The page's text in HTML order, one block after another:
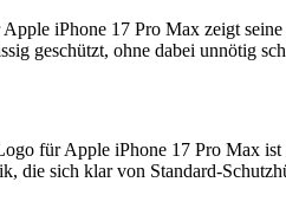
iPhone 17 Pro Max zeigt
geschützt, ohne dabei unnötig
für Apple iPhone 17 Pro Max
sich klar von Standard-